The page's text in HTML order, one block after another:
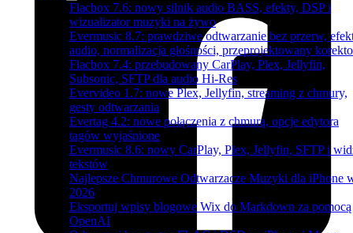
Flacbox 7.6: nowy silnik audio BASS, efekty, DSP i
wizualizator muzyki na żywo
Evermusic 8.7: prawdziwe odtwarzanie bez przerw,
audio, normalizacja głośności, przeprojektowany
Flacbox 7.4: przebudowany CarPlay, Plex, Jellyfin,
Subsonic, SFTP dla audio Hi-Res
Evervideo 1.7: nowe Plex, Jellyfin, streaming z chmury,
gesty odtwarzania
Evertag 4.2: nowe połączenia z chmurą, opcje edytora
tagów wyjaśnione
Evermusic 8.6: nowy CarPlay, Plex, Jellyfin, SFTP i
tekstów
Najlepsze Chmurowe Odtwarzacze Muzyki dla iPhone
2026
Eksportuj wpisy blogowe Wix do Markdown za pomocą
OpenAI